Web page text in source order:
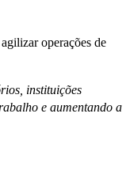
operações de
instituições
e aumentando a